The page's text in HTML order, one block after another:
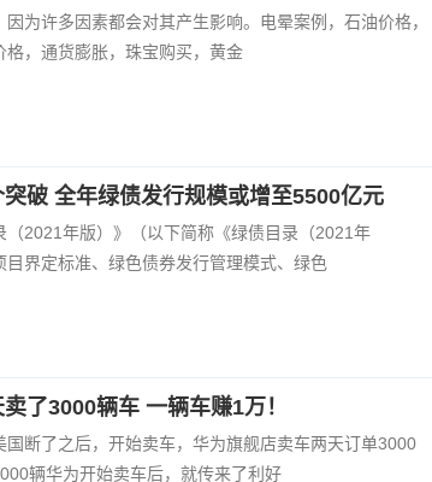
为许多因素都会对其产生影响。电晕案例，石油价格，
，通货膨胀，珠宝购买，黄金
破 全年绿债发行规模或增至5500亿元
2021年版）》（以下简称《绿债目录（2021年
界定标准、绿色债券发行管理模式、绿色
了3000辆车 一辆车赚1万！
断了之后，开始卖车，华为旗舰店卖车两天订单3000
辆华为开始卖车后，就传来了利好